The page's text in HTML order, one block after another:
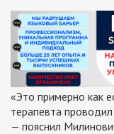
«Это примерно как
терапевта
— пояснил